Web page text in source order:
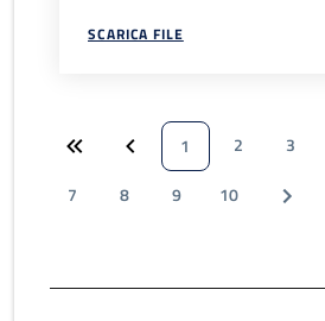
SCARICA FILE
1 2 3
7
8 9 10